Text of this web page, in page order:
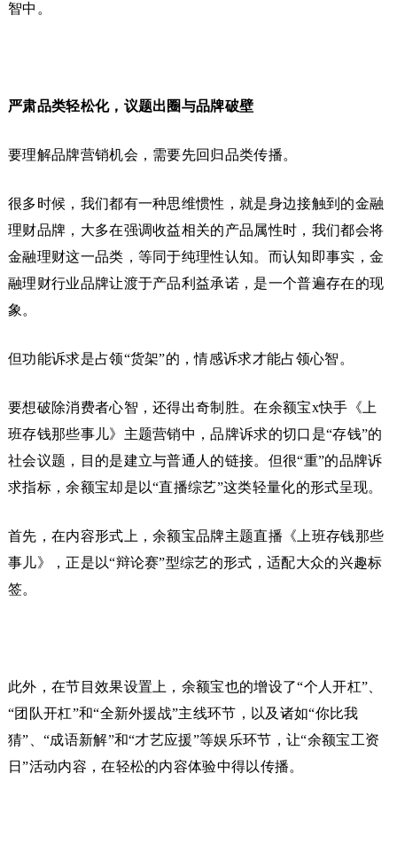
智中。
严肃品类轻松化，议题出圈与品牌破壁
要理解品牌营销机会，需要先回归品类传播。
很多时候，我们都有一种思维惯性，就是身边接触到的金融
理财品牌，大多在强调收益相关的产品属性时，我们都会将
金融理财这一品类，等同于纯理性认知。而认知即事实，金
融理财行业品牌让渡于产品利益承诺，是一个普遍存在的现
象。
但功能诉求是占领“货架”的，情感诉求才能占领心智。
要想破除消费者心智，还得出奇制胜。在余额宝x快手《上
班存钱那些事儿》主题营销中，品牌诉求的切口是“存钱”的
社会议题，目的是建立与普通人的链接。但很“重”的品牌诉
求指标，余额宝却是以“直播综艺”这类轻量化的形式呈现。
首先，在内容形式上，余额宝品牌主题直播《上班存钱那些
事儿》，正是以“辩论赛”型综艺的形式，适配大众的兴趣标
签。
此外，在节目效果设置上，余额宝也的增设了“个人开杠”、
“团队开杠”和“全新外援战”主线环节，以及诸如“你比我
猜”、“成语新解”和“才艺应援”等娱乐环节，让“余额宝工资
日”活动内容，在轻松的内容体验中得以传播。